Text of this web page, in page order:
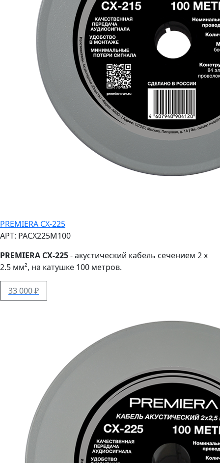
PREMIERA CX-225
АРТ: PACX225M100
PREMIERA CX-225- акустический кабель сечением 2 x
2.5 мм², на катушке 100 метров.
33 000 ₽